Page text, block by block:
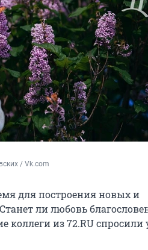
/ Vk.com
для построения новых и
ли любовь
из 72.RU спросили